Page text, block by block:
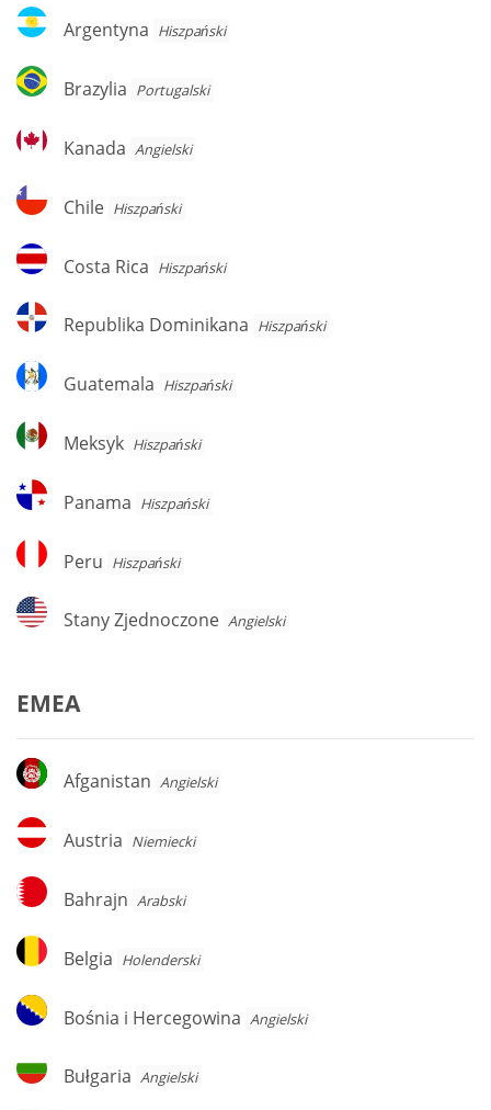
Argentyna
Argentyna Hiszpański
Brazylia
Brazylia Portugalski
Kanada
Kanada Angielski
Chile
Chile Hiszpański
Costa
Rica
Costa Rica Hiszpański
Republika
Dominikana
Republika Dominikana Hiszpański
Guatemala
Guatemala Hiszpański
Meksyk
Meksyk Hiszpański
Panama
Panama Hiszpański
Peru
Peru Hiszpański
Stany
Zjednoczone
Stany Zjednoczone Angielski
EMEA
Afganistan
Afganistan Angielski
Austria
Austria Niemiecki
Bahrajn
Bahrajn Arabski
Belgia
Belgia Holenderski
Bośnia
Bośnia i Hercegowina Angielski
Bułgaria
Bułgaria Angielski